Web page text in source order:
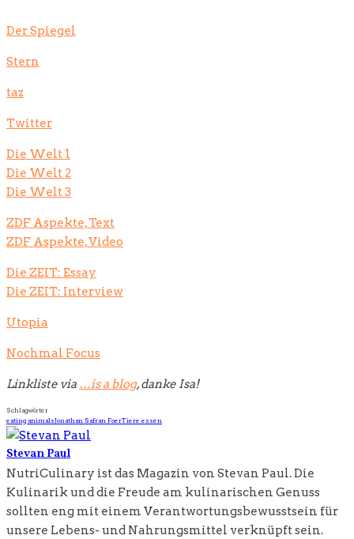
Der Spiegel
Stern
taz
Twitter
Die Welt 1
Die Welt 2
Die Welt 3
ZDF Aspekte, Text
ZDF Aspekte, Video
Die ZEIT: Essay
Die ZEIT: Interview
Utopia
Nochmal Focus
Linkliste via …is a blog, danke Isa!
Schlagwörter
eating animalsJonathan Safran FoerTiere essen
Stevan Paul
NutriCulinary ist das Magazin von Stevan Paul. Die
Kulinarik und die Freude am kulinarischen Genuss
sollten eng mit einem Verantwortungsbewusstsein für
unsere Lebens- und Nahrungsmittel verknüpft sein.